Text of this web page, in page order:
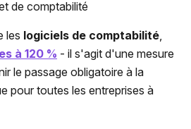
de comptabilité
les logiciels de comptabilité,
à 120 % - il s'agit d'une mesure
le passage obligatoire à la
pour toutes les entreprises à